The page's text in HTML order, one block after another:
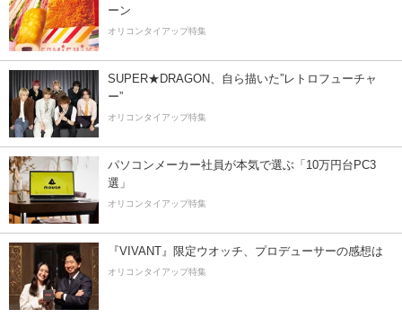
ーン
オリコンタイアップ特集
SUPER★DRAGON、自ら描いた”レトロフューチャ
ー”
オリコンタイアップ特集
パソコンメーカー社員が本気で選ぶ「10万円台PC3
選」
オリコンタイアップ特集
『VIVANT』限定ウオッチ、プロデューサーの感想は
オリコンタイアップ特集